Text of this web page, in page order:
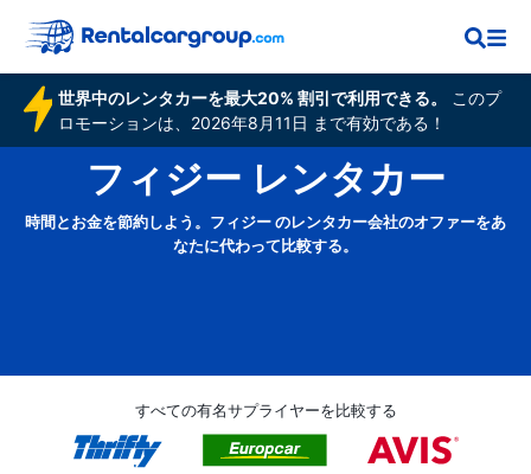
世界中のレンタカーを最大20% 割引で利用できる。
このプ
ロモーションは、2026年8月11日 まで有効である！
フィジー レンタカー
時間とお金を節約しよう。フィジー のレンタカー会社のオファーをあ
なたに代わって比較する。
すべての有名サプライヤーを比較する